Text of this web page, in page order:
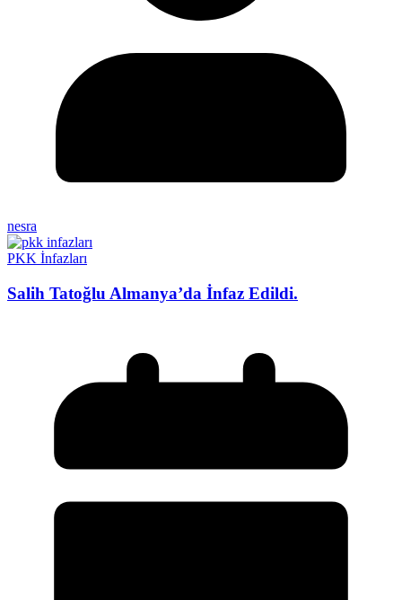
nesra
PKK İnfazları
Salih Tatoğlu Almanya’da İnfaz Edildi.